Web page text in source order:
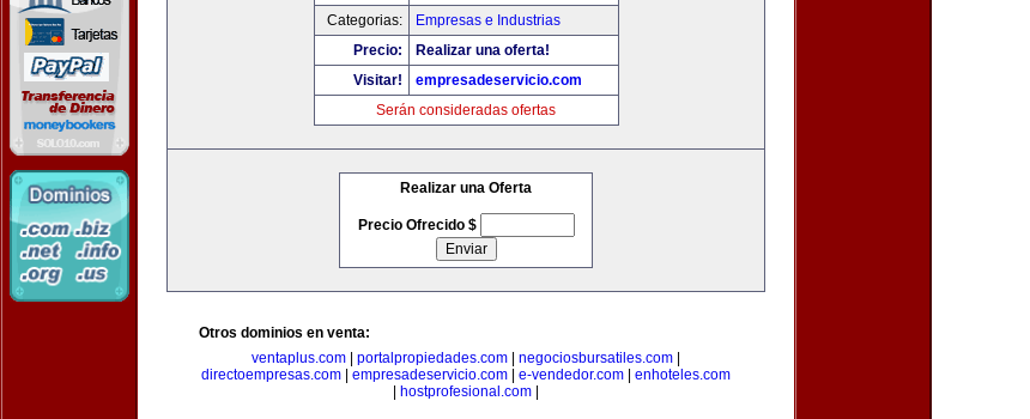
Categorias:
Empresas e Industrias
Precio:
Realizar una oferta!
Visitar!
empresadeservicio.com
Serán consideradas ofertas
Realizar una Oferta
Precio Ofrecido $
Otros dominios en venta:
ventaplus.com
portalpropiedades.com negociosbursatiles.com
directoempresas.com
empresadeservicio.com e-vendedor.com
enhoteles.com
hostprofesional.com